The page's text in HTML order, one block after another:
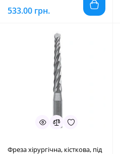
533.00 грн.
Фреза хірургічна, кісткова, під